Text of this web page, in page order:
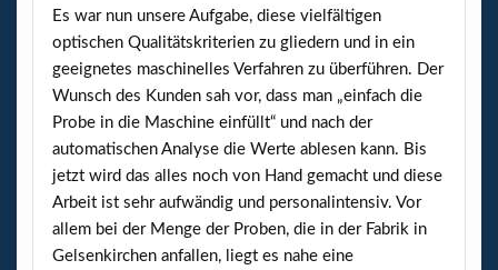
Es war nun unsere Aufgabe, diese vielfältigen
optischen Qualitätskriterien zu gliedern und in ein
geeignetes maschinelles Verfahren zu überführen. Der
Wunsch des Kunden sah vor, dass man „einfach die
Probe in die Maschine einfüllt“ und nach der
automatischen Analyse die Werte ablesen kann. Bis
jetzt wird das alles noch von Hand gemacht und diese
Arbeit ist sehr aufwändig und personalintensiv. Vor
allem bei der Menge der Proben, die in der Fabrik in
Gelsenkirchen anfallen, liegt es nahe eine